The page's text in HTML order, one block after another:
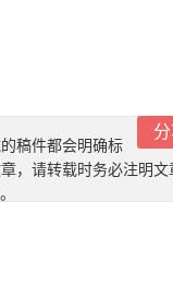
稿件都会明确标
，请转载时务必注明